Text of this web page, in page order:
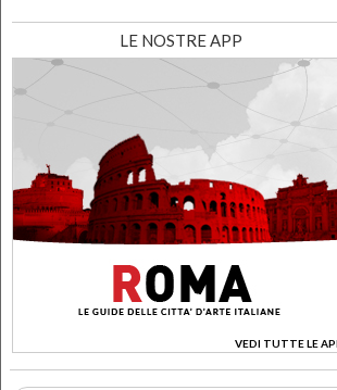
LE NOSTRE APP
VEDI TUTTE LE
>